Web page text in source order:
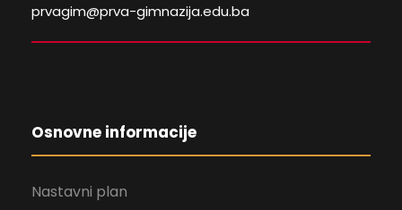
prvagim@prva-gimnazija.edu.ba
Osnovne informacije
Nastavni plan